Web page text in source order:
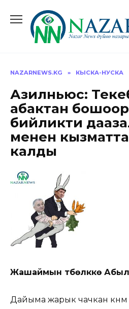
содержанию
NAZARNEWS.KG » КЫСКА-НУСКА
Азилньюс:
абактан
бийликти
менен
калды
Жашаймын түбөлүккө
Дайыма жарык чачкан